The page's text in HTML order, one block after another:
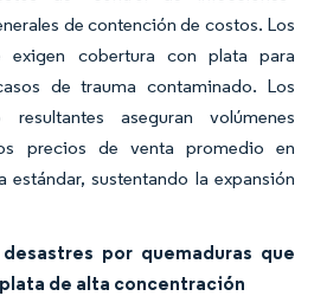
de contención de costos. Los
exigen cobertura con plata para
de trauma contaminado. Los
aseguran volúmenes
precios de venta promedio en
sustentando la expansión
por quemaduras que
de alta concentración